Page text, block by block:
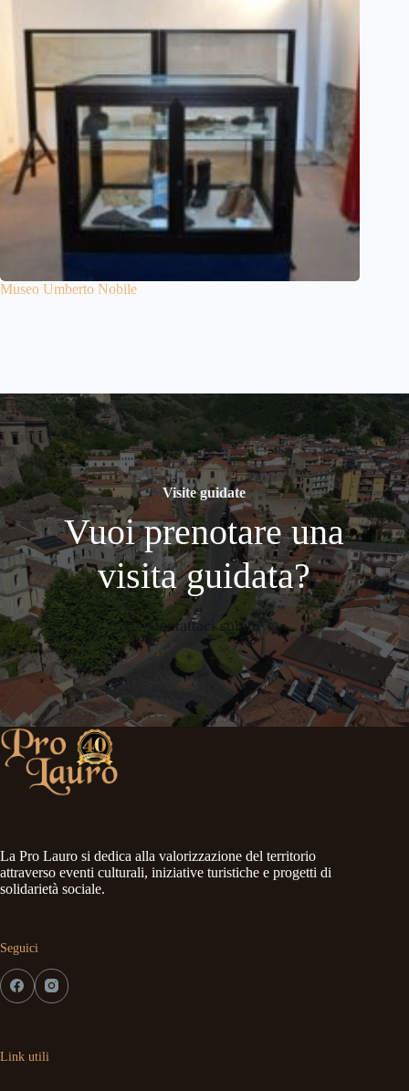
Museo Umberto Nobile
Visite guidate
Vuoi prenotare una
visita guidata?
Contattaci subito
La Pro Lauro si dedica alla valorizzazione del territorio
attraverso eventi culturali, iniziative turistiche e progetti di
solidarietà sociale.
Seguici
Link utili